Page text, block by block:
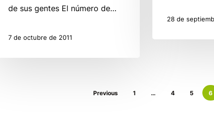
de sus gentes El número de…
7 de octubre de 2011
28 de
Previous 1 … 4 5 6